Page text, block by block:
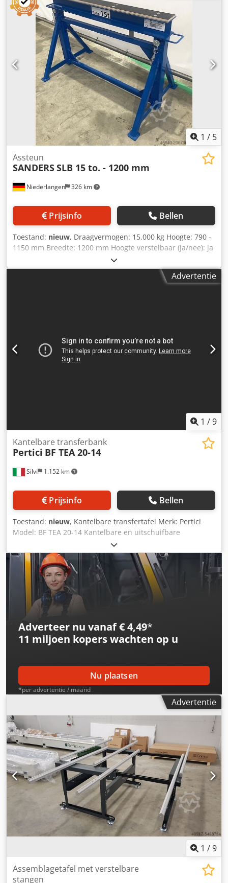
steunen - Gereedschappen en kleine onderdelen zijn altijd
direct bij de hand op het aflegplateau van de montagem
tafels - Liggerbalken naar keuze voorzien van rubber,
borstels, glijstrips of vilt - Bij gebruik van
apparatenhouders geen kabelwirwar: de machines zijn
altijd direct bij de werkplek beschikbaar Uitrusting: -
Werkblad bekleed met profielrubber Dodpfjyx Hpcsx
Ahkokr - Aan de randen ruitvormig geplaatste steunen
voor het neerleggen van profielen in lengterichting - In
hoogte verstelbaar 900 – 1.100 mm
1 / 5
Niederlangen 326 km
Assteun
SANDERSSLB 15 to. - 1200 mm
Prijsinfo Bellen
Toestand: nieuw, Draagvermogen: 15.000 kg Hoogte: 790 -
1150 mm Breedte: 1200 mm Hoogte verstelbaar (ja/nee): ja
Hoogteverstelling: 790 - 1150 mm Oppervlak: 120 x 1200
mm Onderstelbok, montagebok, stalen bok, laswerktafel,
montagetafel, stalen bok, werkbok Dkedpfx Ahex Ddaaekjr
Advertentie
1 /9
Silvi 1.152 km
Kantelbare transferbank
Pertici BF TEA 20-14
Prijsinfo Bellen
Toestand: nieuw, Kantelbare transfertafel Merk: Pertici
Model: BF TEA 20-14 Kantelbare en uitschuifbare
montagetafel voor de productie van vleugels en kozijnen.
Uitgerust met een pneumatisch wegklapbare rollenbaan.
Werkblad met profielen voorzien van krasbestendige
afdichting. Afmetingen: Minimale breedte: 2.000 mm
Maximale breedte: 3.900 mm Dkodpfxey A Imde Ahkjr
Minimale diepte: 1.374 mm Maximale diepte: 2.400 mm
Werkhoogte: 932 mm
Adverteer nu vanaf € 4,49*
11 miljoen koperswachten op u
Nu plaatsen
*per advertentie / maand
Advertentie
1 /9
Assemblagetafel met verstelbare
stangen